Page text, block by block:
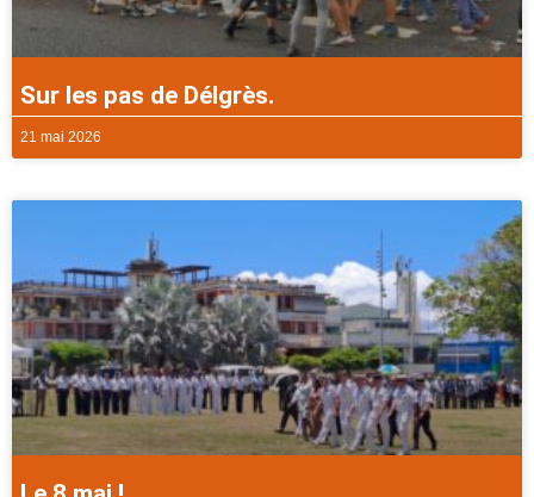
Sur les pas de Délgrès.
21 mai 2026